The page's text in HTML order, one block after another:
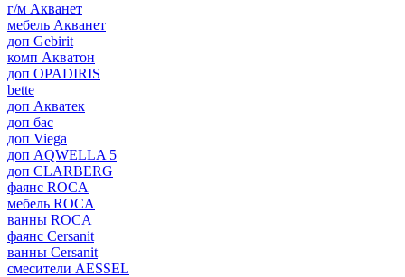
г/м Акванет
мебель Акванет
доп Gebirit
комп Акватон
доп OPADIRIS
bette
доп Акватек
доп бас
доп Viega
доп AQWELLA 5
доп CLARBERG
фаянс ROCA
мебель ROCA
ванны ROCA
фаянс Cersanit
ванны Cersanit
смесители AESSEL